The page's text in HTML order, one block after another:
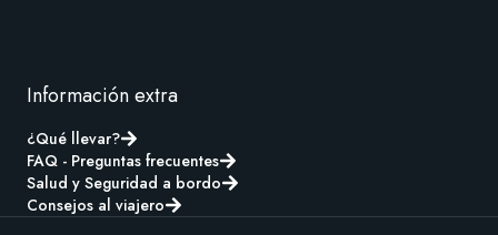
Información extra
¿Qué llevar?
FAQ - Preguntas frecuentes
Salud y Seguridad a bordo
Consejos al viajero